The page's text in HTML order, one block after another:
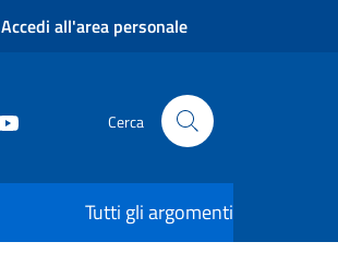
Accedi all'area personale
Cerca
Tutti gli argomenti